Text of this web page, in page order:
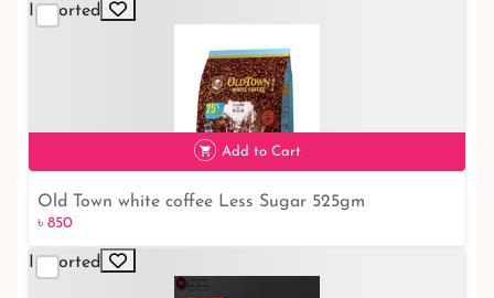
Imported
৳ 850
Add to Cart
Old Town white coffee Less Sugar 525gm
৳ 850
Imported